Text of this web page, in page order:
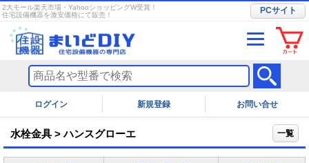
2大モール楽天市場・YahooショッピングW受賞！
住宅設備機器を激安価格にて販売！
PCサイト
ログイン お問い合せ
水栓金具 > ハンスグローエ 一覧